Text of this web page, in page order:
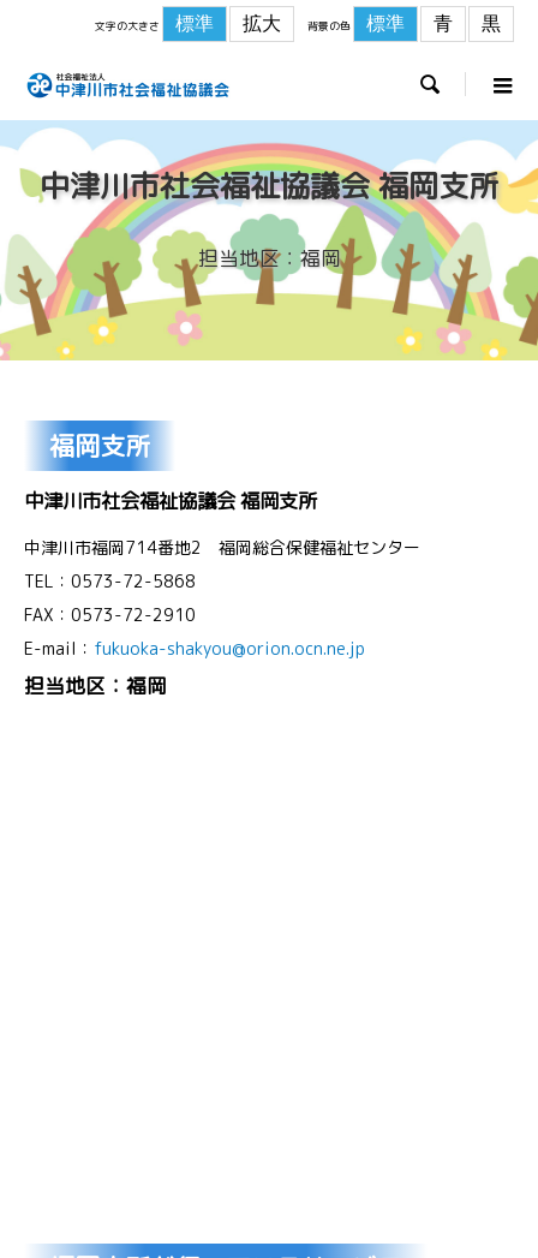
文字の大きさ 標準 拡大 背景の色 標準 青 黒

中津川市社会福祉協議会 福岡支所
担当地区：福岡
福岡支所
中津川市社会福祉協議会 福岡支所
中津川市福岡714番地2 福岡総合保健福祉センター
TEL：0573-72-5868
FAX：0573-72-2910
E-mail： fukuoka-shakyou@orion.ocn.ne.jp
担当地区：福岡